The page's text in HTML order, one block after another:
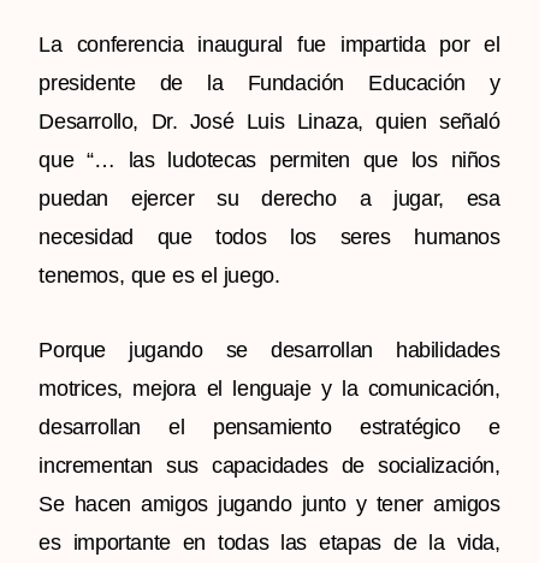
La conferencia inaugural fue impartida por el
presidente de la Fundación Educación y
Desarrollo, Dr. José Luis Linaza, quien señaló
que “… las ludotecas permiten que los niños
puedan ejercer su derecho a jugar, esa
necesidad que todos los seres humanos
tenemos, que es el juego.
Porque jugando se desarrollan habilidades
motrices, mejora el lenguaje y la comunicación,
desarrollan el pensamiento estratégico e
incrementan sus capacidades de socialización,
Se hacen amigos jugando junto y tener amigos
es importante en todas las etapas de la vida,